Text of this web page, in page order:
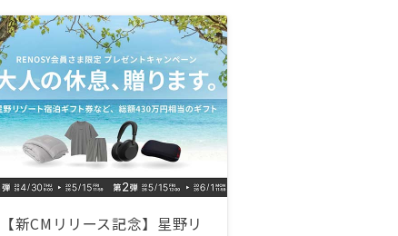
【新CMリリース記念】星野リ